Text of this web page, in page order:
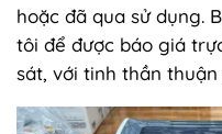
hoặc đã qua sử dụng.
tôi để được báo giá
sát, với tinh thần